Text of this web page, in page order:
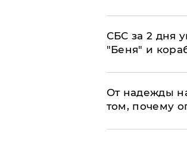
СБС за 2 дня
"Беня" и
От надежды
том, почему